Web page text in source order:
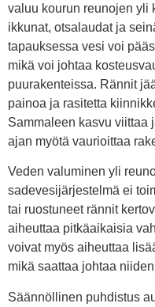
valuu kourun reunojen yli
ikkunat, otsalaudat ja
tapauksessa vesi voi
mikä voi johtaa
puurakenteissa. Rännit
painoa ja rasitetta
Sammaleen kasvu viittaa
ajan myötä vaurioittaa
Veden valuminen yli
sadevesijärjestelmä ei
tai ruostuneet rännit
aiheuttaa pitkäaikaisia
voivat myös aiheuttaa
mikä saattaa johtaa
Säännöllinen puhdistus